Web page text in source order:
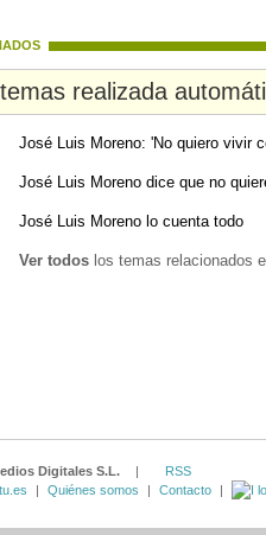
realizada
José Luis Moreno: 'No quiero vivir
José Luis Moreno dice que no
José Luis Moreno lo cuenta todo
Ver todos los temas relacionados
Digitales S.L. |
RSS
| Quiénes somos | Contacto |